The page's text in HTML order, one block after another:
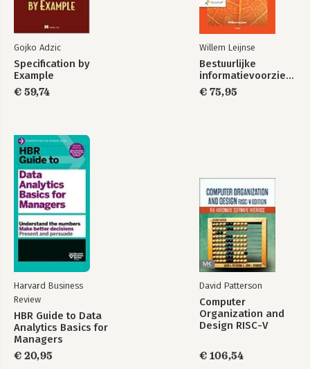
Gojko Adzic
Specification by
Example
€ 59,74
Willem Leijnse
Bestuurlijke
informatievoorziening
€ 75,95
Harvard Business
Review
HBR Guide to Data
Analytics Basics for
Managers
€ 20,95
David Patterson
Computer
Organization and
Design RISC-V
€ 106,54